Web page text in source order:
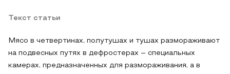
Текст статьи
Мясо в четвертинах, полутушах и тушах размораживают
на подвесных путях в дефростерах – специальных
камерах, предназначенных для размораживания, а в